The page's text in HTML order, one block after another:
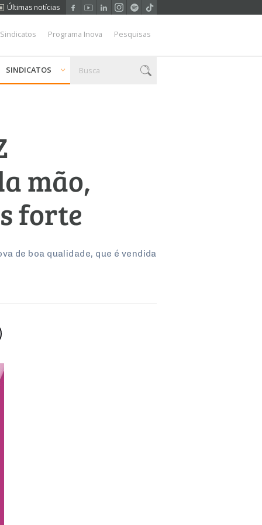
Últimas notícias
Programa Inova Pesquisas
SINDICATOS
mão,
forte
de boa qualidade, que é vendida